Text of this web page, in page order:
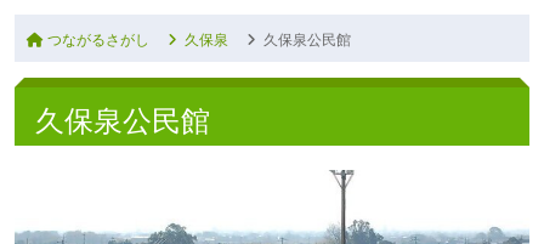
つながるさがし 久保泉 久保泉公民館
久保泉公民館